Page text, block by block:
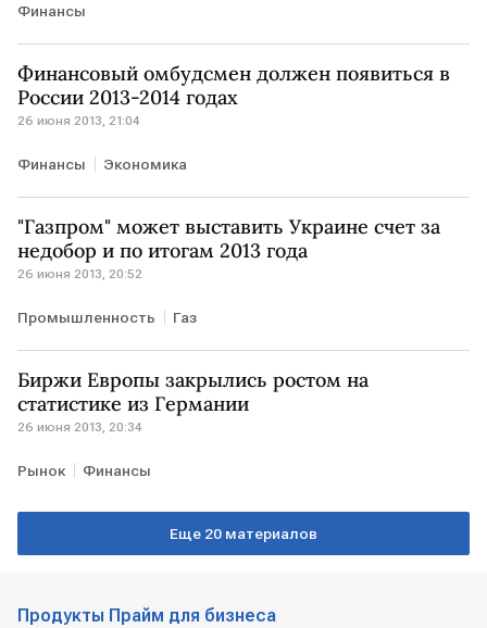
Финансы
Финансовый омбудсмен должен появиться в
России 2013-2014 годах
26 июня 2013, 21:04
Финансы Экономика
"Газпром" может выставить Украине счет за
недобор и по итогам 2013 года
26 июня 2013, 20:52
Промышленность Газ
Биржи Европы закрылись ростом на
статистике из Германии
26 июня 2013, 20:34
Рынок Финансы
Еще 20 материалов
Продукты Прайм для бизнеса